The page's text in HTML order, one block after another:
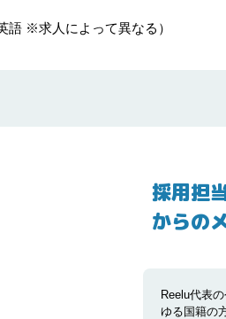
語 ※求人によって異なる）
採用担
からの
Reelu代表
ゆる国籍の